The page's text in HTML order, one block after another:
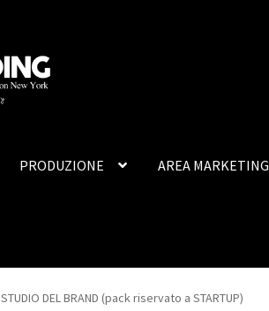
PRODUZIONE AREA MARKETING
STUDIO DEL BRAND (pack riservato a STARTUP)